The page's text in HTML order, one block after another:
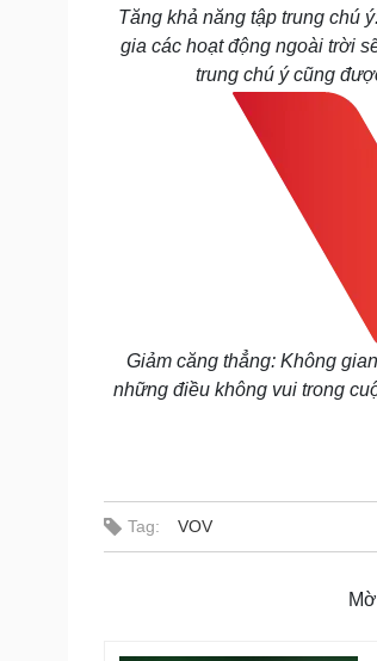
Tăng khả năng tập trung chú
gia các hoạt động ngoài trời
trung chú ý cũng
Giảm căng thẳng: Không
những điều không vui trong
Tag: VOV